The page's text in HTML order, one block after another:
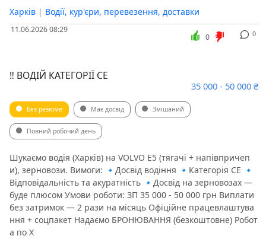
Харків | Водії, кур'єри, перевезення, доставки
11.06.2026 08:29 0
0
‼️ ВОДІЙ КАТЕГОРІЇ СЕ
35 000 - 50 000 ₴
Без резюме Має досвід Змішаний
Повний робочий день
Шукаємо водія (Харків) на VOLVO Е5 (тягачі + напівпричеп
и), зерновози. Вимоги: 🔹Досвід водіння 🔹Категорія СЕ 🔹
Відповідальність та акуратність 🔹Досвід на зерновозах —
буде плюсом Умови роботи: ЗП 35 000 - 50 000 грн Виплати
без затримок — 2 рази на місяць Офіційне працевлаштува
ння + соцпакет Надаємо БРОНЮВАННЯ (безкоштовне) Робот
а по Х